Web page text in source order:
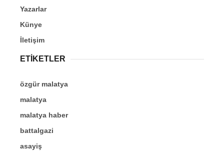
Yazarlar
Künye
İletişim
ETİKETLER
özgür malatya
malatya
malatya haber
battalgazi
asayiş